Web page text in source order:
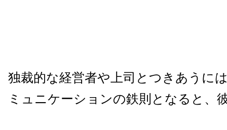
独裁的な経営者や上司とつきあうに
ミュニケーションの鉄則となると、